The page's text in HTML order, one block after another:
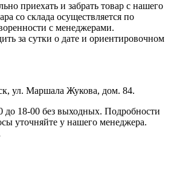
приехать и забрать товар с нашего
со склада осуществляется по
с менеджерами.
за сутки о дате и ориентировочном
ул. Маршала Жукова, дом. 84.
до 18-00 без выходных. Подробности
уточняйте у нашего менеджера.